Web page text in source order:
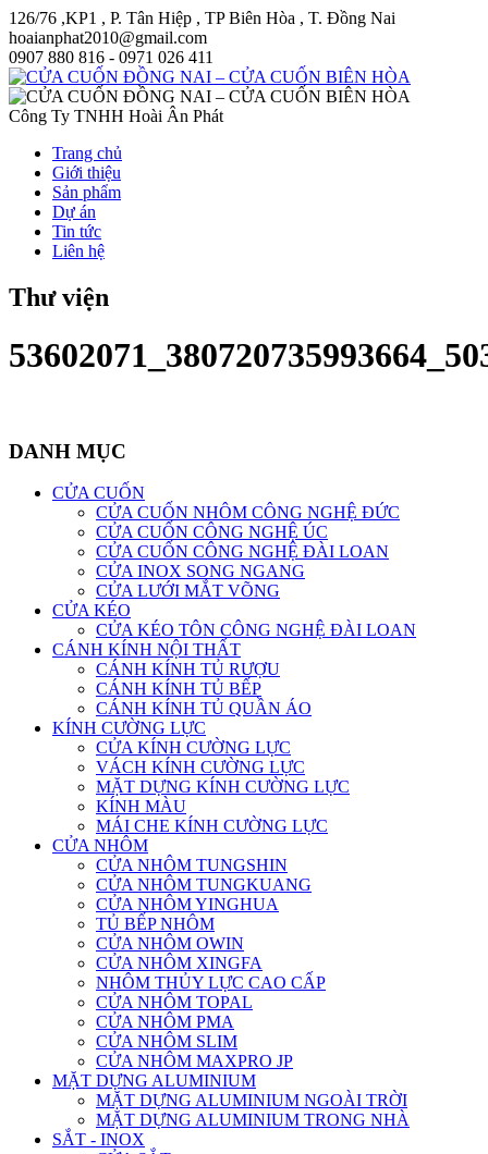
126/76 ,KP1 , P. Tân Hiệp , TP Biên Hòa , T. Đồng Nai
hoaianphat2010@gmail.com
0907 880 816 - 0971 026 411
Công Ty TNHH Hoài Ân Phát
Trang chủ
Giới thiệu
Sản phẩm
Dự án
Tin tức
Liên hệ
Thư viện
DANH MỤC
CỬA CUỐN
CỬA CUỐN NHÔM CÔNG NGHỆ ĐỨC
CỬA CUỐN CÔNG NGHỆ ÚC
CỬA CUỐN CÔNG NGHỆ ĐÀI LOAN
CỬA INOX SONG NGANG
CỬA LƯỚI MẮT VÕNG
CỬA KÉO
CỬA KÉO TÔN CÔNG NGHỆ ĐÀI LOAN
CÁNH KÍNH NỘI THẤT
CÁNH KÍNH TỦ RƯỢU
CÁNH KÍNH TỦ BẾP
CÁNH KÍNH TỦ QUẦN ÁO
KÍNH CƯỜNG LỰC
CỬA KÍNH CƯỜNG LỰC
VÁCH KÍNH CƯỜNG LỰC
MẶT DỰNG KÍNH CƯỜNG LỰC
KÍNH MÀU
MÁI CHE KÍNH CƯỜNG LỰC
CỬA NHÔM
CỬA NHÔM TUNGSHIN
CỬA NHÔM TUNGKUANG
CỬA NHÔM YINGHUA
TỦ BẾP NHÔM
CỬA NHÔM OWIN
CỬA NHÔM XINGFA
NHÔM THỦY LỰC CAO CẤP
CỬA NHÔM TOPAL
CỬA NHÔM PMA
CỬA NHÔM SLIM
CỬA NHÔM MAXPRO JP
MẶT DỰNG ALUMINIUM
MẶT DỰNG ALUMINIUM NGOÀI TRỜI
MẶT DỰNG ALUMINIUM TRONG NHÀ
SẮT - INOX